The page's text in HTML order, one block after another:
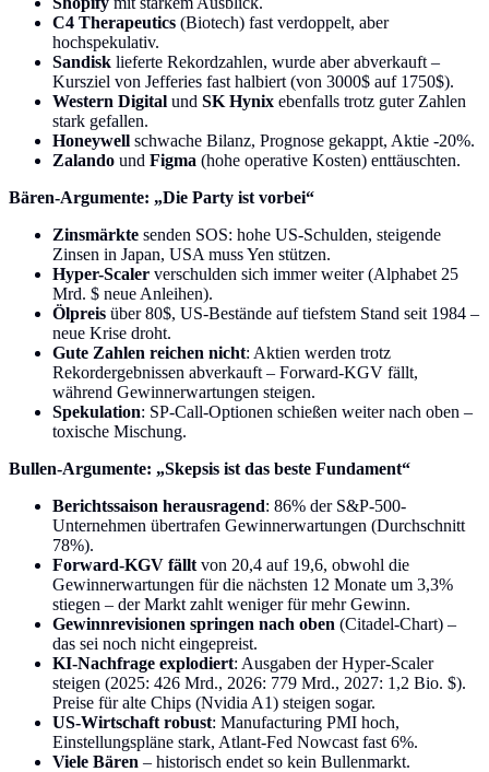
C4 Therapeutics (Biotech) fast verdoppelt, aber
hochspekulativ.
Sandisk lieferte Rekordzahlen, wurde aber abverkauft –
Kursziel von Jefferies fast halbiert (von 3000$ auf 1750$).
Western Digital und SK Hynix ebenfalls trotz guter Zahlen
stark gefallen.
Honeywell schwache Bilanz, Prognose gekappt, Aktie -20%.
Zalando und Figma (hohe operative Kosten) enttäuschten.
Bären-Argumente: „Die Party ist vorbei“
Zinsmärkte senden SOS: hohe US-Schulden, steigende
Zinsen in Japan, USA muss Yen stützen.
Hyper-Scaler verschulden sich immer weiter (Alphabet 25
Mrd. $ neue Anleihen).
Ölpreis über 80$, US-Bestände auf tiefstem Stand seit 1984 –
neue Krise droht.
Gute Zahlen reichen nicht: Aktien werden trotz
Rekordergebnissen abverkauft – Forward-KGV fällt,
während Gewinnerwartungen steigen.
Spekulation: SP-Call-Optionen schießen weiter nach oben –
toxische Mischung.
Bullen-Argumente: „Skepsis ist das beste Fundament“
Berichtssaison herausragend: 86% der S&P-500-
Unternehmen übertrafen Gewinnerwartungen (Durchschnitt
78%).
Forward-KGV fällt von 20,4 auf 19,6, obwohl die
Gewinnerwartungen für die nächsten 12 Monate um 3,3%
stiegen – der Markt zahlt weniger für mehr Gewinn.
Gewinnrevisionen springen nach oben (Citadel-Chart) –
das sei noch nicht eingepreist.
KI-Nachfrage explodiert: Ausgaben der Hyper-Scaler
steigen (2025: 426 Mrd., 2026: 779 Mrd., 2027: 1,2 Bio. $).
Preise für alte Chips (Nvidia A1) steigen sogar.
US-Wirtschaft robust: Manufacturing PMI hoch,
Einstellungspläne stark, Atlant-Fed Nowcast fast 6%.
Viele Bären – historisch endet so kein Bullenmarkt.